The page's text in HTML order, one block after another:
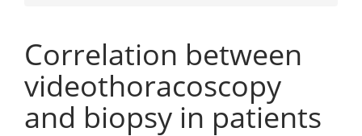
Correlation between
videothoracoscopy
and biopsy in patients